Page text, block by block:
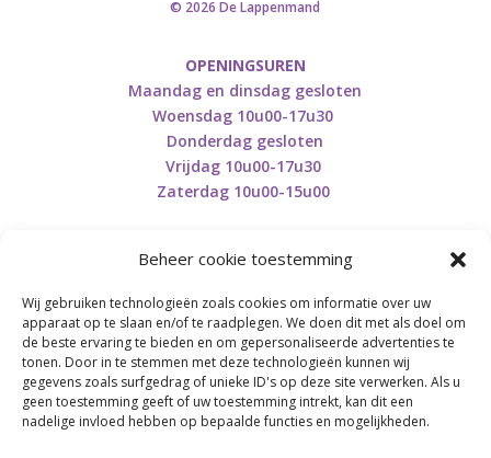
Beheer cookie toestemming
Wij gebruiken technologieën zoals cookies om informatie over uw
apparaat op te slaan en/of te raadplegen. We doen dit met als doel om
de beste ervaring te bieden en om gepersonaliseerde advertenties te
tonen. Door in te stemmen met deze technologieën kunnen wij
gegevens zoals surfgedrag of unieke ID's op deze site verwerken. Als u
geen toestemming geeft of uw toestemming intrekt, kan dit een
nadelige invloed hebben op bepaalde functies en mogelijkheden.
© 2026 De Lappenmand
OPENINGSUREN
Maandag en dinsdag gesloten
Woensdag 10u00-17u30
Donderdag gesloten
Vrijdag 10u00-17u30
Zaterdag 10u00-15u00
Retourneren en herroepen
BE0746.853.082